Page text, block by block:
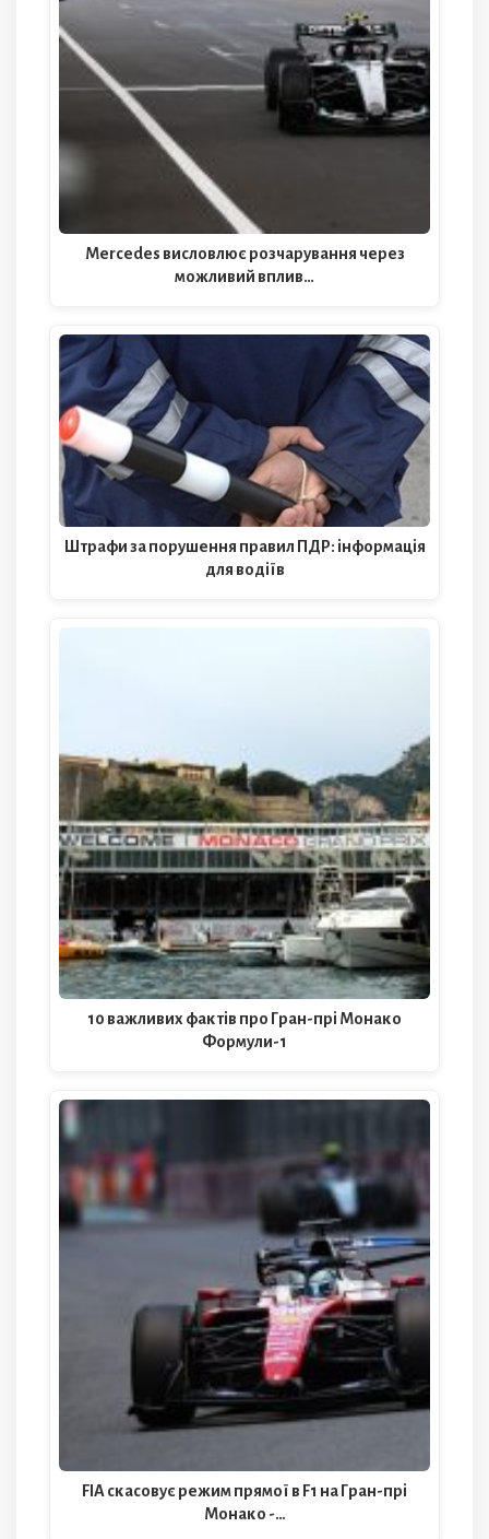
Mercedes висловлює розчарування через
можливий вплив…
Штрафи за порушення правил ПДР: інформація
для водіїв
10 важливих фактів про Гран-прі Монако
Формули-1
FIA скасовує режим прямої в F1 на Гран-прі
Монако -…